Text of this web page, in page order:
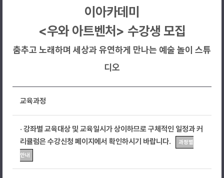
이아카데미
<우와 아트벤처> 수강생 모집
춤추고 노래하며 세상과 유연하게 만나는 예술 놀이 스튜
디오
교육과정
· 강좌별 교육대상 및 교육일시가 상이하므로 구체적인 일정과 커
리큘럼은 수강신청 페이지에서 확인하시기 바랍니다.
과정별
안내